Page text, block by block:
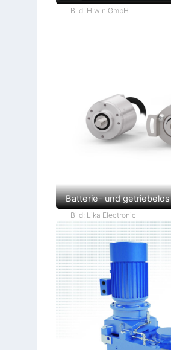
Bild: Hiwin GmbH
Batterie- und getriebelos
Bild: Lika Electronic